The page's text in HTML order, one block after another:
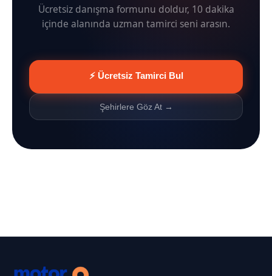
Ücretsiz danışma formunu doldur, 10 dakika
içinde alanında uzman tamirci seni arasın.
⚡ Ücretsiz Tamirci Bul
Şehirlere Göz At →